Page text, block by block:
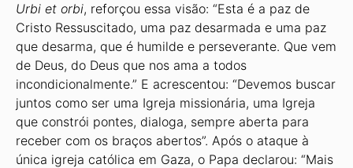
Urbi et orbi, reforçou essa visão: “Esta é a paz de
Cristo Ressuscitado, uma paz desarmada e uma paz
que desarma, que é humilde e perseverante. Que vem
de Deus, do Deus que nos ama a todos
incondicionalmente.” E acrescentou: “Devemos buscar
juntos como ser uma Igreja missionária, uma Igreja
que constrói pontes, dialoga, sempre aberta para
receber com os braços abertos”. Após o ataque à
única igreja católica em Gaza, o Papa declarou: “Mais